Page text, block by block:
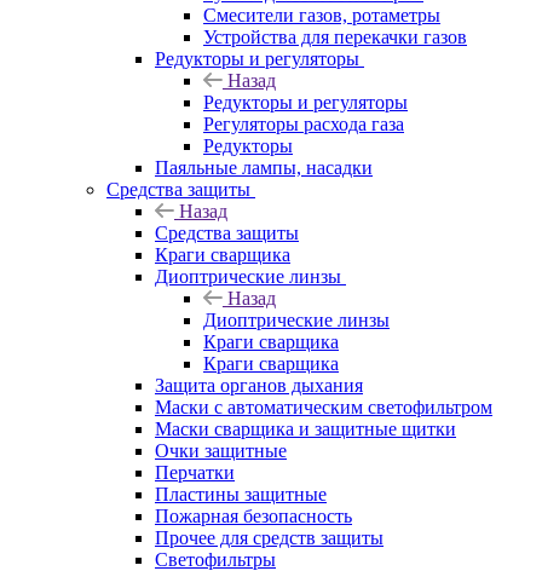
Смесители газов, ротаметры
Устройства для перекачки газов
Редукторы и регуляторы
Назад
Редукторы и регуляторы
Регуляторы расхода газа
Редукторы
Паяльные лампы, насадки
Средства защиты
Назад
Средства защиты
Краги сварщика
Диоптрические линзы
Назад
Диоптрические линзы
Краги сварщика
Краги сварщика
Защита органов дыхания
Маски с автоматическим светофильтром
Маски сварщика и защитные щитки
Очки защитные
Перчатки
Пластины защитные
Пожарная безопасность
Прочее для средств защиты
Светофильтры